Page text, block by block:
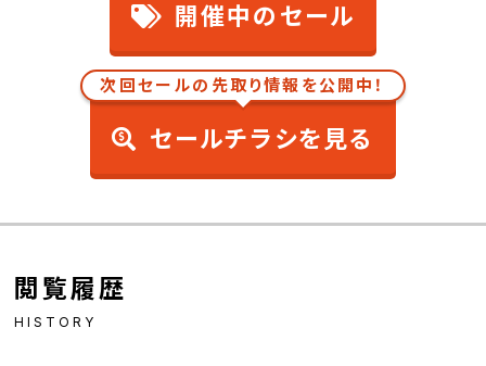
開催中のセール
次回セールの先取り情報を公開中！
セールチラシを見る
閲覧履歴
HISTORY